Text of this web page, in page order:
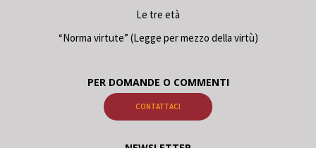
Le tre età
“Norma virtute” (Legge per mezzo della virtù)
PER DOMANDE O COMMENTI
CONTATTACI